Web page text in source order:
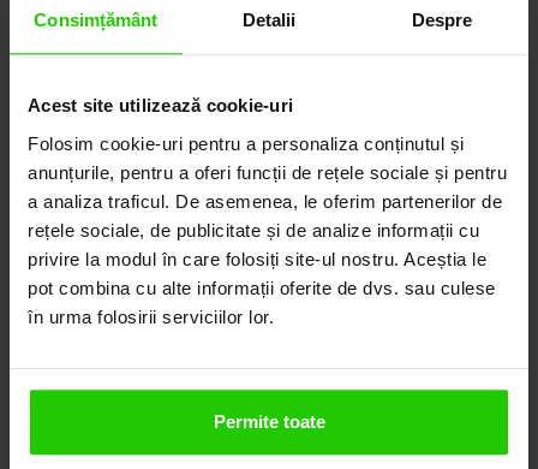
Consimțământ Detalii Despre
Acest site utilizează cookie-uri
Folosim cookie-uri pentru a personaliza conținutul și
anunțurile, pentru a oferi funcții de rețele sociale și pentru
a analiza traficul. De asemenea, le oferim partenerilor de
rețele sociale, de publicitate și de analize informații cu
privire la modul în care folosiți site-ul nostru. Aceștia le
pot combina cu alte informații oferite de dvs. sau culese
în urma folosirii serviciilor lor.
Permite toate
Descoperă Lumea COZETTE,
DEVINE ARTĂ!
COZETTE este destinația ta de top pentru bijuterii
elegante și rafinate, create cu măiestrie și pasiune.
Ne mândrim cu o vastă experiență în realizarea celor
mai sofisticate bijuterii din aur, argint și pietre
prețioase.
Livrare în cutie cadou
Transport gratuit